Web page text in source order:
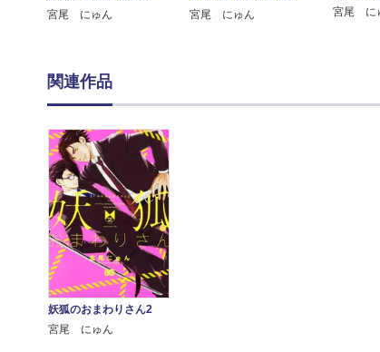
宮尾 にゅん
宮尾 にゅん
宮尾 に
関連作品
妖狐のおまわりさん2
宮尾 にゅん